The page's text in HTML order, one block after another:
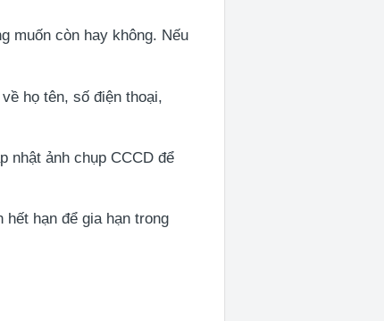
muốn còn hay không. Nếu
họ tên, số điện thoại,
nhật ảnh chụp CCCD để
hạn để gia hạn trong